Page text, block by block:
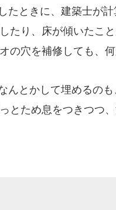
たときに、建築士が
たり、床が傾いたこ
の穴を補修しても、
んとかして埋めるのも
とため息をつきつつ